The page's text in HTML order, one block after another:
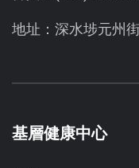
地址：深水埗元州
基層健康中心